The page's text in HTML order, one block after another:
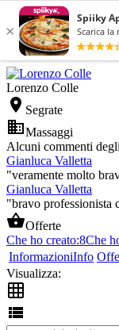
Lorenzo Colle
 Segrate
Massaggi
Alcuni commenti
Gianluca Valletta
"veramente molto
Gianluca Valletta
"bravo professionista
Offerte
Che ho creato:8Che
InformazioniInfo
Visualizza:

